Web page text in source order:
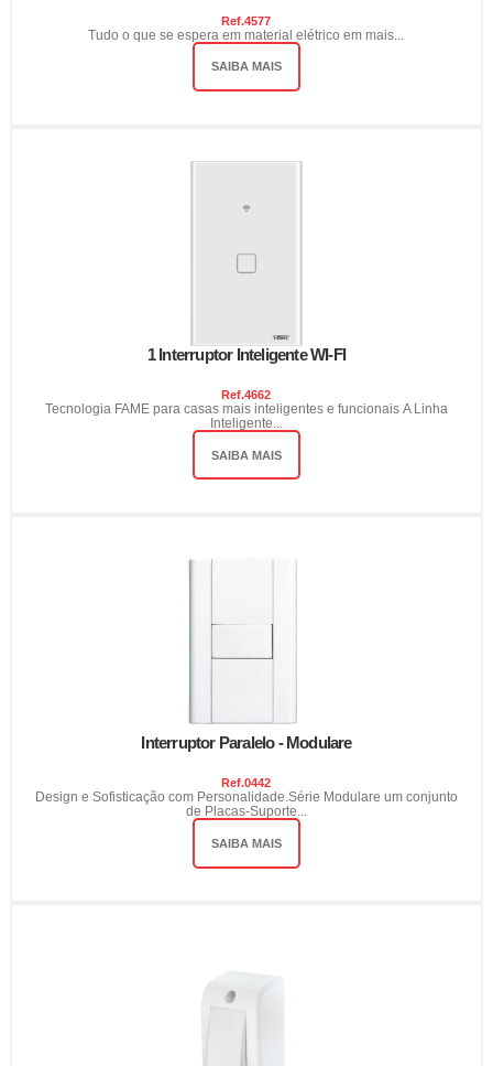
Ref.4577
Tudo o que se espera em material elétrico em mais...
SAIBA MAIS
1 Interruptor Inteligente WI-FI
Ref.4662
Tecnologia FAME para casas mais inteligentes e funcionais A Linha
Inteligente...
SAIBA MAIS
Interruptor Paralelo - Modulare
Ref.0442
Design e Sofisticação com Personalidade.Série Modulare um conjunto
de Placas-Suporte...
SAIBA MAIS